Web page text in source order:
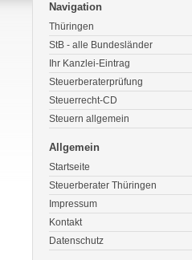
Navigation
Thüringen
StB - alle Bundesländer
Ihr Kanzlei-Eintrag
Steuerberaterprüfung
Steuerrecht-CD
Steuern allgemein
Allgemein
Startseite
Steuerberater Thüringen
Impressum
Kontakt
Datenschutz